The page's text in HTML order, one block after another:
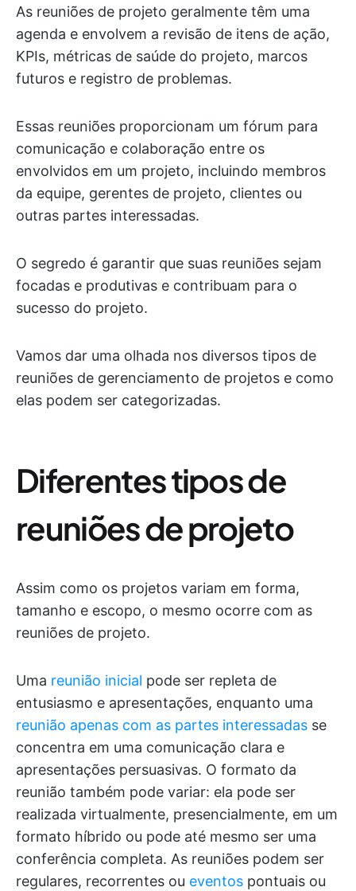
As reuniões de projeto geralmente têm uma
agenda e envolvem a revisão de itens de ação,
KPIs, métricas de saúde do projeto, marcos
futuros e registro de problemas.
Essas reuniões proporcionam um fórum para
comunicação e colaboração entre os
envolvidos em um projeto, incluindo membros
da equipe, gerentes de projeto, clientes ou
outras partes interessadas.
O segredo é garantir que suas reuniões sejam
focadas e produtivas e contribuam para o
sucesso do projeto.
Vamos dar uma olhada nos diversos tipos de
reuniões de gerenciamento de projetos e como
elas podem ser categorizadas.
Diferentes tipos de
reuniões de projeto
Assim como os projetos variam em forma,
tamanho e escopo, o mesmo ocorre com as
reuniões de projeto.
Uma reunião inicial pode ser repleta de
entusiasmo e apresentações, enquanto uma
reunião apenas com as partes interessadas se
concentra em uma comunicação clara e
apresentações persuasivas. O formato da
reunião também pode variar: ela pode ser
realizada virtualmente, presencialmente, em um
formato híbrido ou pode até mesmo ser uma
conferência completa. As reuniões podem ser
regulares, recorrentes ou eventos pontuais ou